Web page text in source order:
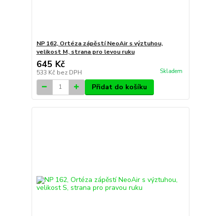
NP 162, Ortéza zápěstí NeoAir s výztuhou,
velikost M, strana pro levou ruku
645 Kč
533 Kč bez DPH Skladem
Přidat do košíku